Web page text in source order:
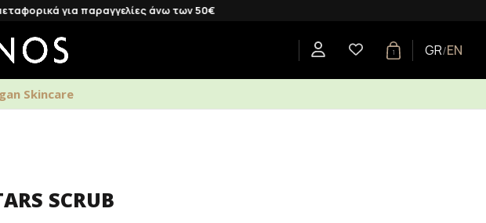
παραγγελίες άνω των 50€
1 GR/EN
HOME SCENTS
Skincare
SCRUB